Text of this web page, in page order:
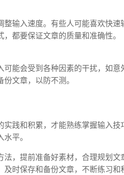
输入速度。有些人可能喜欢快速
都要保证文章的质量和准确性。
能会受到各种因素的干扰，如意
文章，以防不测。
践和积累，才能熟练掌握输入技
平。
，提前准备好素材，合理规划文
时保存和备份文章，不断练习和